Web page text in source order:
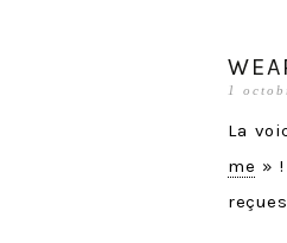
1
La
me »